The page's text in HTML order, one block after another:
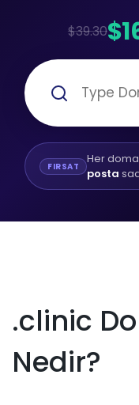
$39.30
FIRSAT Her
posta
.clinic
Nedir?